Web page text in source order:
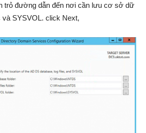
trỏ đường dẫn đến nơi cần lưu cơ sở dữ
và SYSVOL. click Next,